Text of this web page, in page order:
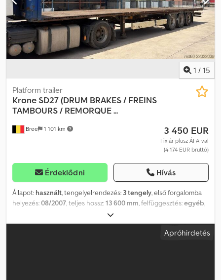
Bal oldali gumi profilmélység: 90%; Jobb oldali gumi profilmélység:
90% Hátsó tengely 3: LM felnik; Max. tengelyterhelés: 10 000 kg;
Kormányzott; Bal oldali gumi profilmélység: 90%; Jobb oldali gumi
profilmélység: 90% Súlyadatok Önsúly: 8 140 kg Terhelhetőség: 39
860 kg Megengedett össztömeg: 48 000 kg Funkciók Chjdpjzia S
Asfx Acioa Daruk: Kennis Karbantartás APK (műszaki vizsga):
érvényes 2026.12.-ig Állapot Műszaki állapot: nagyon jó Optikai
állapot: nagyon jó Sérülés: nincs Azonosítás Rendszám: OJ-52-YH
1 / 15
Bree 1 101 km
Platform trailer
Krone SD27 (DRUM BRAKES / FREINS
TAMBOURS / REMORQUE ...
3 450 EUR
Fix ár plusz ÁFA-val
(4 174 EUR bruttó)
Érdeklődni Hívás
Állapot: használt, tengelyelrendezés: 3 tengely, első forgalomba
helyezés:08/2007, teljes hossz:13 600 mm, felfüggesztés:egyéb,
50 százalék
Felszereltség:ABS, = További opciók és tartozékok = Egyéb - Fa
padló - Dobfékek Egyéb - Légrugózás = További információk =
Apróhirdetés